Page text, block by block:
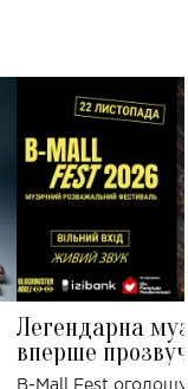
Легендарна
вперше
Україні: де
B-Mall Fest